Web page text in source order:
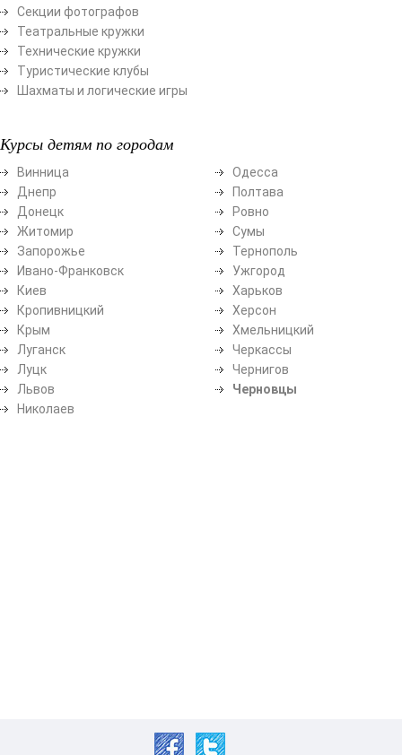
Секции фотографов
Театральные кружки
Технические кружки
Туристические клубы
Шахматы и логические игры
Курсы детям по городам
Винница
Днепр
Донецк
Житомир
Запорожье
Ивано-Франковск
Киев
Кропивницкий
Крым
Луганск
Луцк
Львов
Николаев
Одесса
Полтава
Ровно
Сумы
Тернополь
Ужгород
Харьков
Херсон
Хмельницкий
Черкассы
Чернигов
Черновцы